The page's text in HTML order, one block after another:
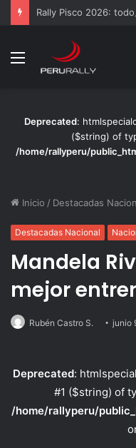
Rally Pisco 2026: todo
Menú
Deprecated:
($string) of
/home/rallyperu/
Inicio / Destacadas
Destacadas Nacional
Mandela
mejor
Rubén Castro S. junio
Deprecated:
#1 ($string) of
/home/rallyperu/